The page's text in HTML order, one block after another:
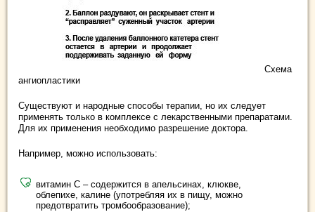
Схема
ангиопластики
Существуют и народные способы терапии, но их следует
применять только в комплексе с лекарственными препаратами.
Для их применения необходимо разрешение доктора.
Например, можно использовать:
витамин С – содержится в апельсинах, клюкве,
облепихе, калине (употребляя их в пищу, можно
предотвратить тромбообразование);